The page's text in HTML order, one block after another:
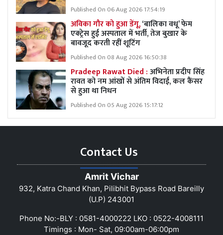
Published On 06 Aug 2026 17:54:19
अविका गौर को हुआ डेंगू,‘बालिका वधू’ फेम
एक्ट्रेस हुई अस्पताल में भर्ती, तेज बुखार के
बावजूद करती रहीं शूटिंग
Published On 08 Aug 2026 16:50:38
Pradeep Rawat Died :अभिनेता प्रदीप सिंह
रावत को नम आंखों से अंतिम विदाई, कल कैंसर
से हुआ था निधन
Published On 05 Aug 2026 15:17:12
Contact Us
Amrit Vichar
932, Katra Chand Khan, Pilibhit Bypass Road Bareilly
(U.P) 243001
Phone No:-BLY : 0581-4000222 LKO : 0522-4008111
Timings : Mon- Sat, 09:00am-06:00pm